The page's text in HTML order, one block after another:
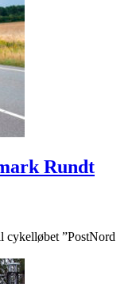
Rundt
cykelløbet ”PostNord